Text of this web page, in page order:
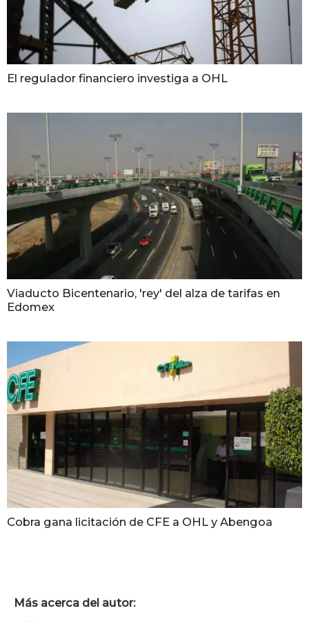
El regulador financiero investiga a OHL
Viaducto Bicentenario, 'rey' del alza de tarifas en
Edomex
Cobra gana licitación de CFE a OHL y Abengoa
Más acerca del autor: